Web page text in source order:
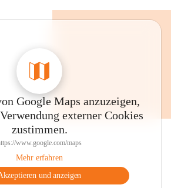
Google Maps anzuzeigen,
externer Cookies
zustimmen.
www.google.com/maps
Mehr erfahren
und anzeigen